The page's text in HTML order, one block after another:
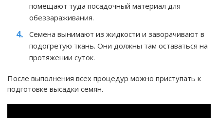
помещают туда посадочный материал для
обеззараживания.
Семена вынимают из жидкости и заворачивают в
подогретую ткань. Они должны там оставаться на
протяжении суток.
После выполнения всех процедур можно приступать к
подготовке высадки семян.